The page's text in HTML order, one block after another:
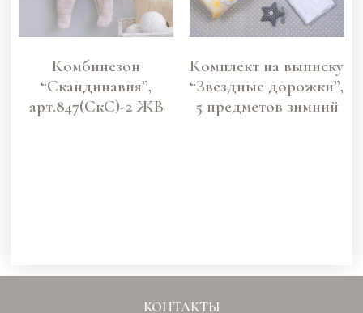
Комбинезон
“Скандинавия”,
арт.847(СкС)-2 ЖВ
Комплект на выписку
“Звездные дорожки”,
5 предметов зимний
КОНТАКТЫ